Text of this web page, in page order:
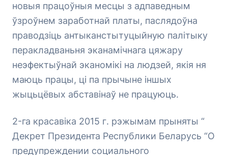
новыя працоўныя месцы з адпаведным
ўзроўнем заработнай платы, паслядоўна
праводзіць антыканстытуцыйную палітыку
перакладваньня эканамічнага цяжару
неэфектыўнай эканомікі на людзей, якія ня
маюць працы, ці па прычыне іншых
жыцьцёвых абставінаў не працуюць.
2-га красавіка 2015 г. рэжымам прыняты “
Декрет Президента Республики Беларусь “О
предупреждении социального